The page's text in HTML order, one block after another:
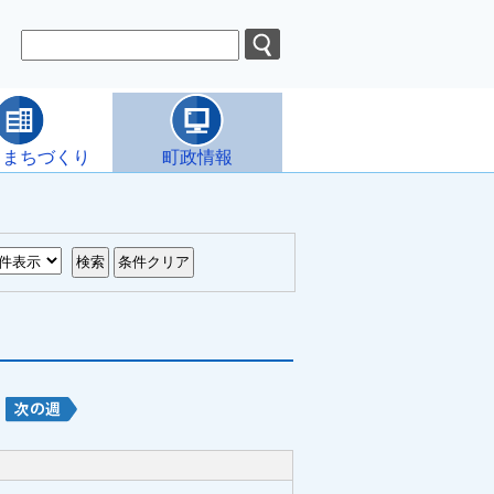
ちづくり 町政情報